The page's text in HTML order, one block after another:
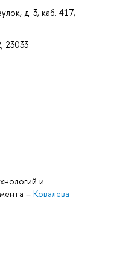
д. 3, каб. 417,
23033
и
– Ковалева